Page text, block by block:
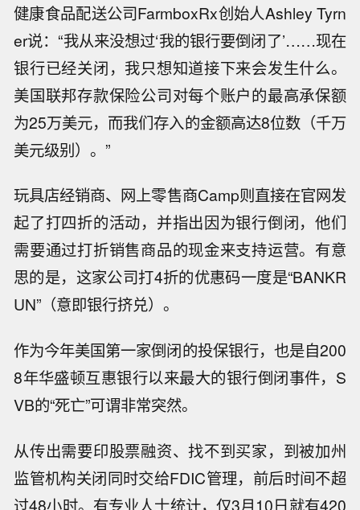
健康食品配送公司FarmboxRx创始人Ashley Tyrn
er说：“我从来没想过‘我的银行要倒闭了’……现在
银行已经关闭，我只想知道接下来会发生什么。
美国联邦存款保险公司对每个账户的最高承保额
为25万美元，而我们存入的金额高达8位数（千万
美元级别）。”
玩具店经销商、网上零售商Camp则直接在官网发
起了打四折的活动，并指出因为银行倒闭，他们
需要通过打折销售商品的现金来支持运营。有意
思的是，这家公司打4折的优惠码一度是“BANKR
UN”（意即银行挤兑）。
作为今年美国第一家倒闭的投保银行，也是自200
8年华盛顿互惠银行以来最大的银行倒闭事件，S
VB的“死亡”可谓非常突然。
从传出需要印股票融资、找不到买家，到被加州
监管机构关闭同时交给FDIC管理，前后时间不超
过48小时。有专业人士统计，仅3月10日就有420